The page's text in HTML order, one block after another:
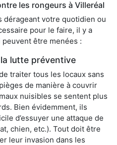
les rongeurs à Villeréal
dérageant votre quotidien ou
pour le faire, il y a
être menées :
lutte préventive
traiter tous les locaux sans
de manière à couvrir
nuisibles se sentent plus
Bien évidemment, ils
d’essuyer une attaque de
chien, etc.). Tout doit être
leur invasion dans les